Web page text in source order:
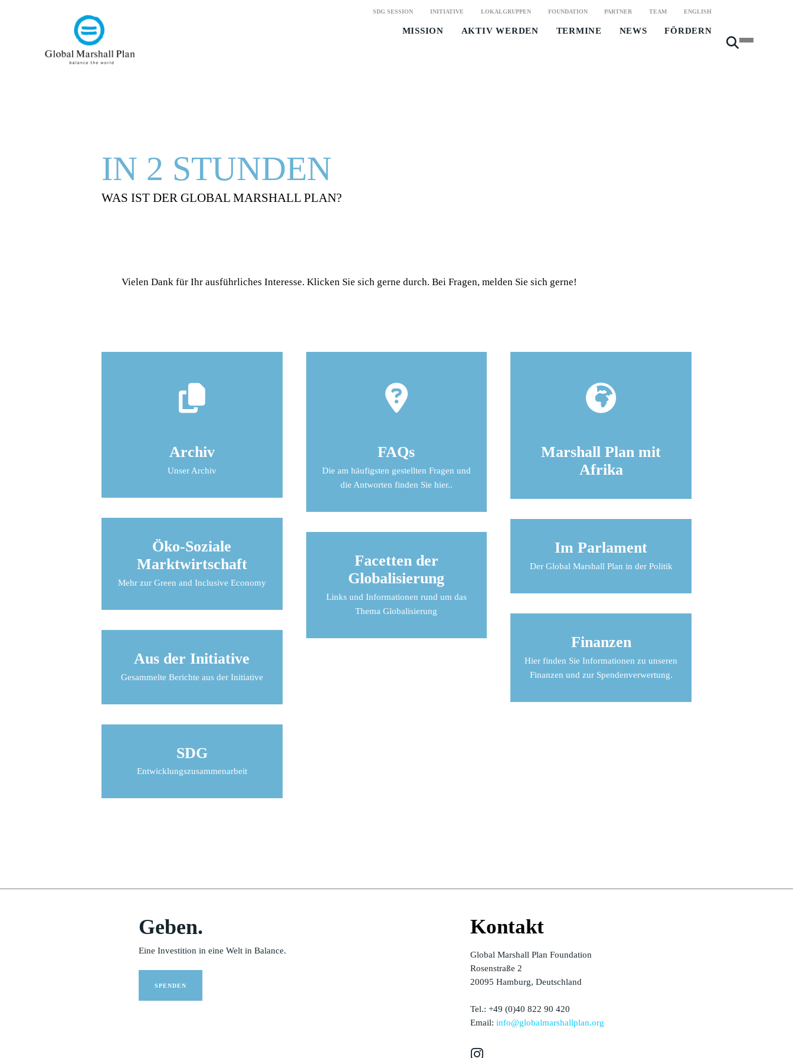
SDG SESSION INITIATIVE LOKALGRUPPEN FOUNDATION PARTNER TEAM ENGLISH
MISSION AKTIV WERDEN TERMINE NEWS FÖRDERN
IN 2 STUNDEN
WAS IST DER GLOBAL MARSHALL PLAN?
Vielen Dank für Ihr ausführliches Interesse. Klicken Sie sich gerne durch. Bei Fragen, melden Sie sich gerne!
Archiv
Unser Archiv
Öko-Soziale
Marktwirtschaft
Mehr zur Green and Inclusive Economy
Aus der Initiative
Gesammelte Berichte aus der Initiative
SDG
Entwicklungszusammenarbeit
FAQs
Die am häufigsten gestellten Fragen und
die Antworten finden Sie hier..
Facetten der
Globalisierung
Links und Informationen rund um das
Thema Globalisierung
Marshall Plan mit
Afrika
Im Parlament
Der Global Marshall Plan in der Politik
Finanzen
Hier finden Sie Informationen zu unseren
Finanzen und zur Spendenverwertung.
Geben.
Eine Investition in eine Welt in Balance.
SPENDEN
Kontakt
Global Marshall Plan Foundation
Rosenstraße 2
20095 Hamburg, Deutschland
Tel.: +49 (0)40 822 90 420
Email: info@globalmarshallplan.org